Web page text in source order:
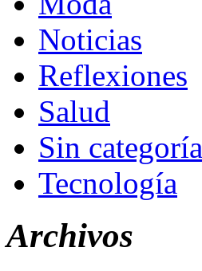
Noticias
Reflexiones
Salud
Sin categoría
Tecnología
Archivos